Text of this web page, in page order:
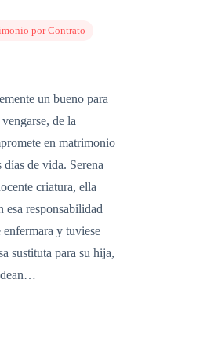
por Contrato
un bueno para
de la
en matrimonio
de vida. Serena
criatura, ella
esa responsabilidad
y tuviese
sustituta para su hija,